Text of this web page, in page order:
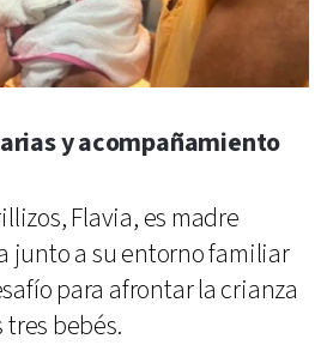
y acompañamiento
Flavia, es madre
junto a su entorno familiar
para afrontar la crianza
bebés.